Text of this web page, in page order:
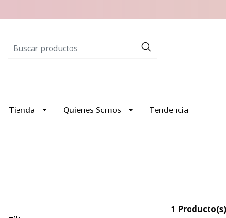
Tienda Quienes Somos Tendencia
1 Producto(s)